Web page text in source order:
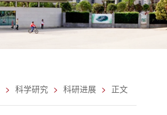
科学研究 科研进展 正文